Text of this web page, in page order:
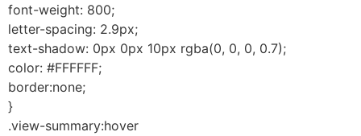
font-weight: 800;
letter-spacing: 2.9px;
text-shadow: 0px 0px 10px rgba(0, 0, 0, 0.7);
color: #FFFFFF;
border:none;
}
.view-summary:hover